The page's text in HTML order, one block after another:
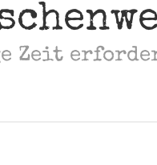
Zeit